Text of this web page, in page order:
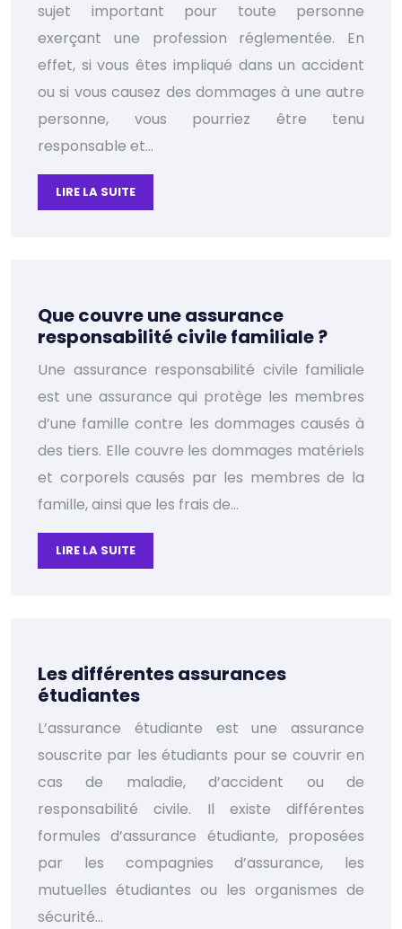
sujet important pour toute personne
exerçant une profession réglementée. En
effet, si vous êtes impliqué dans un accident
ou si vous causez des dommages à une autre
personne, vous pourriez être tenu
responsable et…
LIRE LA SUITE
Que couvre une assurance
responsabilité civile familiale ?
Une assurance responsabilité civile familiale
est une assurance qui protège les membres
d’une famille contre les dommages causés à
des tiers. Elle couvre les dommages matériels
et corporels causés par les membres de la
famille, ainsi que les frais de…
LIRE LA SUITE
Les différentes assurances
étudiantes
L’assurance étudiante est une assurance
souscrite par les étudiants pour se couvrir en
cas de maladie, d’accident ou de
responsabilité civile. Il existe différentes
formules d’assurance étudiante, proposées
par les compagnies d’assurance, les
mutuelles étudiantes ou les organismes de
sécurité…